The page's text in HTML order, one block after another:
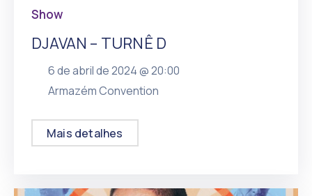
Show
DJAVAN – TURNÊ D
6 de abril de 2024 @20:00
Armazém Convention
Mais detalhes